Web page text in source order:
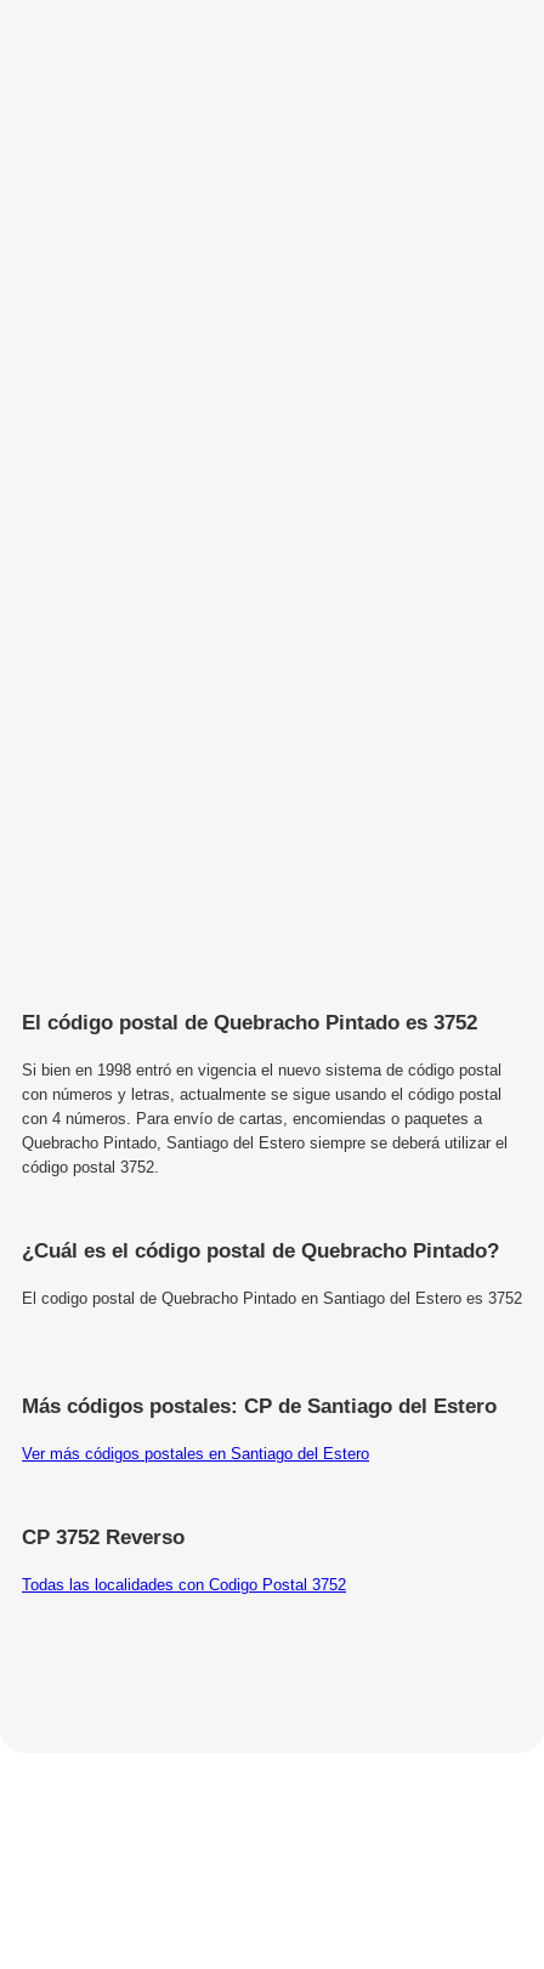
El código postal de Quebracho Pintado es 3752
Si bien en 1998 entró en vigencia el nuevo sistema de código postal
con números y letras, actualmente se sigue usando el código postal
con 4 números. Para envío de cartas, encomiendas o paquetes a
Quebracho Pintado, Santiago del Estero siempre se deberá utilizar el
código postal 3752.
¿Cuál es el código postal de Quebracho Pintado?
El codigo postal de Quebracho Pintado en Santiago del Estero es 3752
Más códigos postales: CP de Santiago del Estero
Ver más códigos postales en Santiago del Estero
CP 3752 Reverso
Todas las localidades con Codigo Postal 3752